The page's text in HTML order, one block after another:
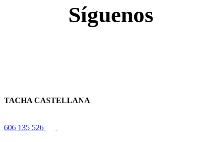
Síguenos
TACHA CASTELLANA
606 135 526